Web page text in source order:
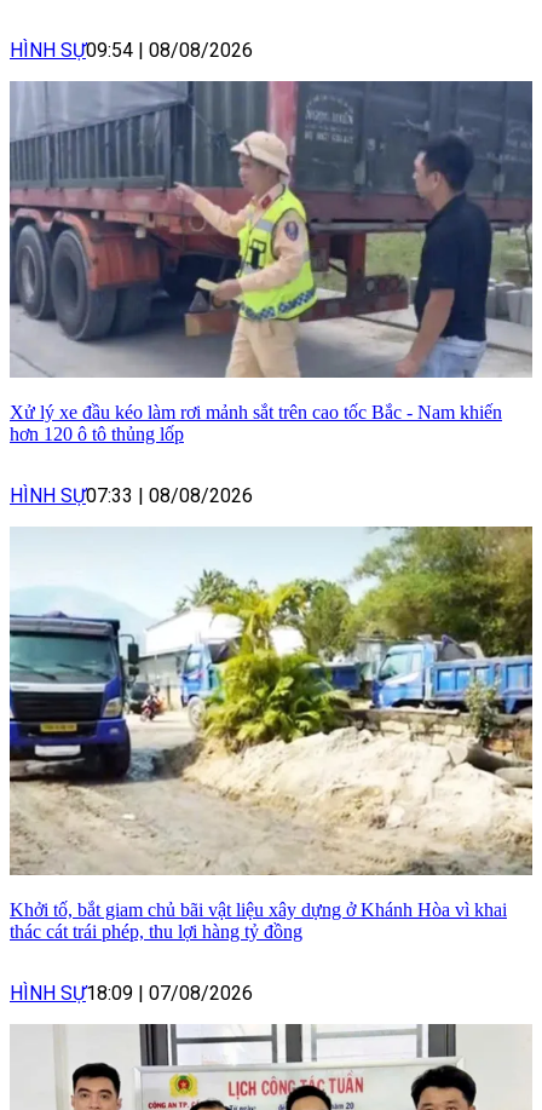
HÌNH SỰ09:54 | 08/08/2026
Xử lý xe đầu kéo làm rơi mảnh sắt trên cao tốc Bắc - Nam khiến
hơn 120 ô tô thủng lốp
HÌNH SỰ07:33 | 08/08/2026
Khởi tố, bắt giam chủ bãi vật liệu xây dựng ở Khánh Hòa vì khai
thác cát trái phép, thu lợi hàng tỷ đồng
HÌNH SỰ18:09 | 07/08/2026